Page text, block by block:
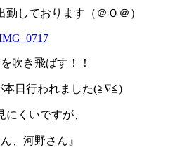
しております（＠Ｏ＠）
吹き飛ばす！！
本日行われました(≧∇≦)
にくいですが、
、河野さん』